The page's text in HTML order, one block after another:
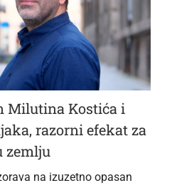
Milutina Kostića i
razorni efekat za
zemlju
na izuzetno opasan